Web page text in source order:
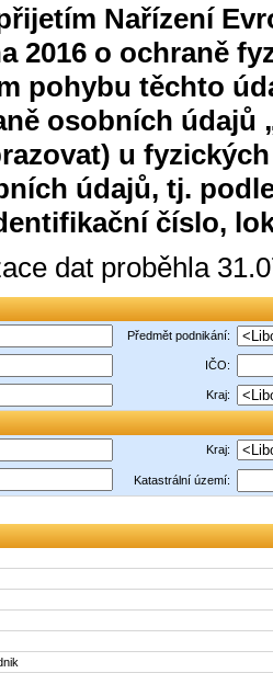
Nařízení
2016 o ochraně
pohybu těchto
osobních údajů
u
údajů, tj.
číslo,
dat proběhla
Předmět podnikání:
IČO:
Kraj:
Kraj:
Katastrální území: